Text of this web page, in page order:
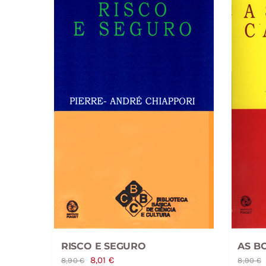
RISCO E SEGURO
8,90€
O
8,01 €O
AS
8,90€